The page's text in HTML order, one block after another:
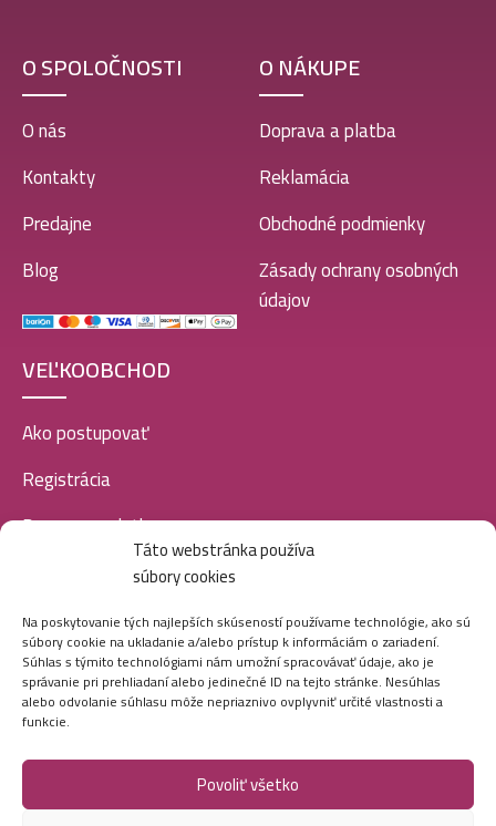
Táto webstránka používa
súbory cookies
Na poskytovanie tých najlepších skúseností používame technológie, ako sú
súbory cookie na ukladanie a/alebo prístup k informáciám o zariadení.
Súhlas s týmito technológiami nám umožní spracovávať údaje, ako je
správanie pri prehliadaní alebo jedinečné ID na tejto stránke. Nesúhlas
alebo odvolanie súhlasu môže nepriaznivo ovplyvniť určité vlastnosti a
funkcie.
Povoliť všetko
O SPOLOČNOSTI
O nás
Kontakty
Predajne
Blog
O NÁKUPE
Doprava a platba
Reklamácia
Obchodné podmienky
Zásady ochrany osobných
údajov
VEĽKOOBCHOD
Ako postupovať
Registrácia
Doprava a platba
SOCIÁLNE SIETE
Marei.sk - Všetky práva vyhradené - 2026